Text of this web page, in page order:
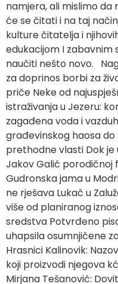
namjera, ali mislimo da
će se čitati i na taj
kulture čitatelja i
edukacijom I zabavnim
naučiti nešto novo.
za doprinos borbi za
priče Neke od
istraživanja u Jezeru:
zagađena voda i
građevinskog haosa
prethodne vlasti Dok
Jakov Galić porodičnoj
Gudronska jama u
ne rješava Lukač u
više od planiranog
sredstva Potvrđeno
uhapsila osumnjičene
Hrasnici Kalinovik:
koji proizvodi njegova
Mirjana Tešanović: